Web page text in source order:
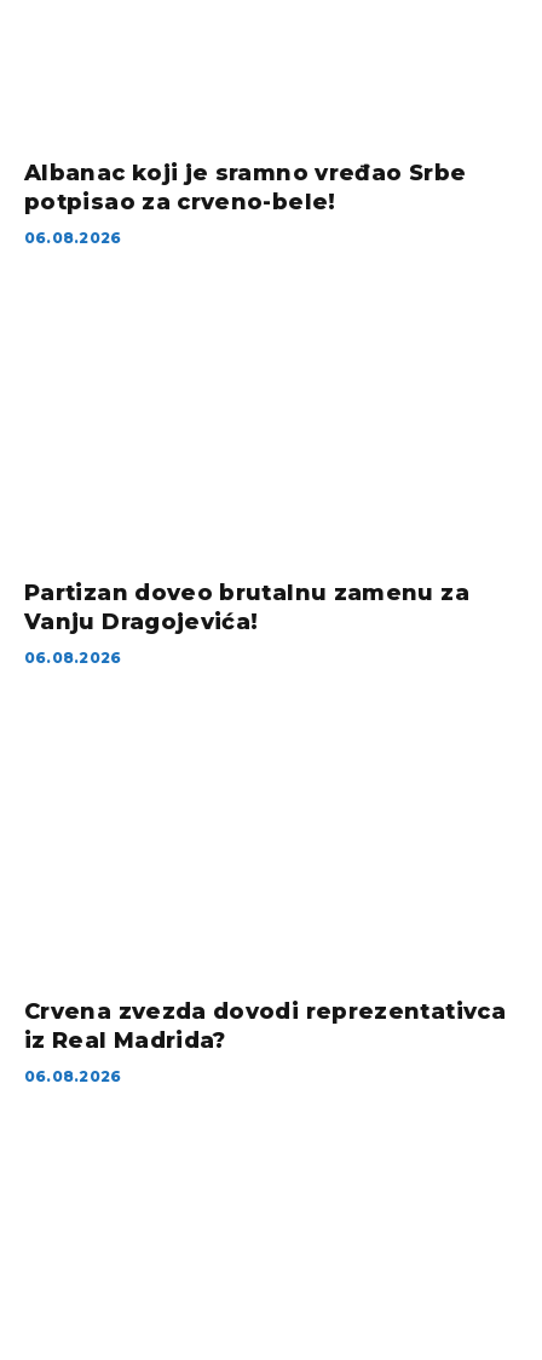
Albanac koji je sramno vređao Srbe
potpisao za crveno-bele!
06.08.2026
Partizan doveo brutalnu zamenu za
Vanju Dragojevića!
06.08.2026
Crvena zvezda dovodi reprezentativca
iz Real Madrida?
06.08.2026